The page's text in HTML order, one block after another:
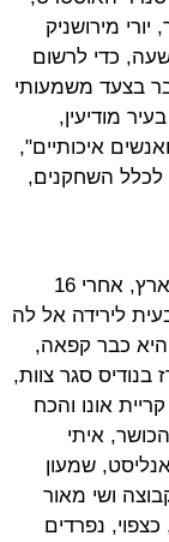
יורי מירושניק
כדי לרשום
בצעד משמעותי
מודיעין,
איכותיים",
לכלל השחקנים,
עירוני מודיעין בליגה השנייה בטיבה בארץ, אחרי 16
לירידה אל לה
כבר קפאה,
סגר צוות,
אונו והכח
איתי
שמעון
ושי מאור
נפרדים